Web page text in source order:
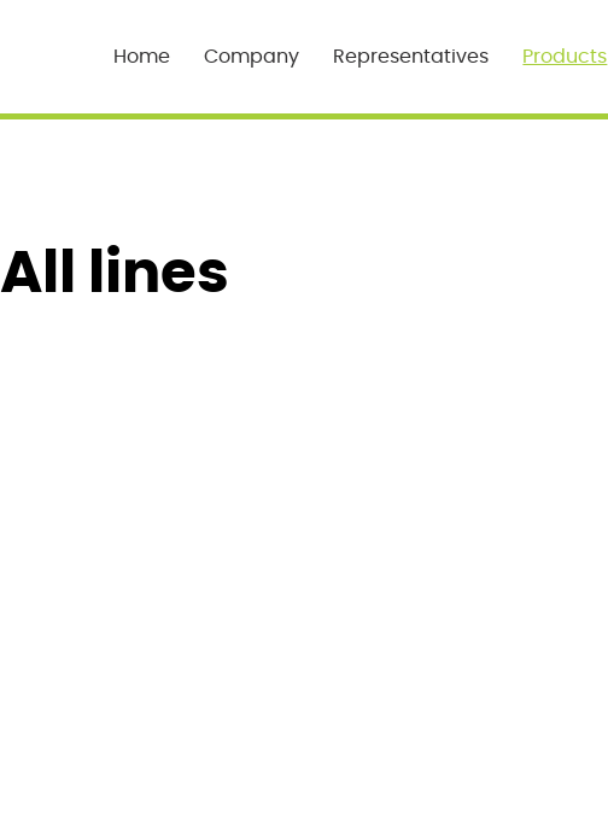
Home Company Representatives Products
All lines